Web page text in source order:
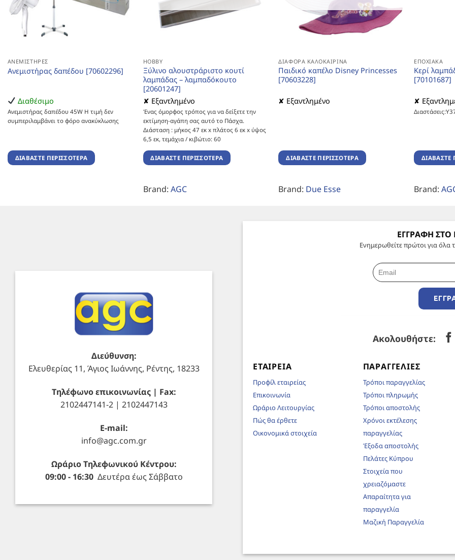
ΑΝΕΜΙΣΤΉΡΕΣ
Ανεμιστήρας δαπέδου [70602296]
Διαθέσιμο
Ανεμιστήρας δαπέδου 45W Η τιμή δεν
συμπεριλαμβάνει το φόρο ανακύκλωσης
ΔΙΑΒΆΣΤΕ ΠΕΡΙΣΣΌΤΕΡΑ
HOBBY
Ξύλινο αλουστράριστο κουτί
λαμπάδας – λαμπαδόκουτο
[20601247]
✘ Εξαντλημένο
Ένας όμορφος τρόπος για να δείξετε την
εκτίμηση-αγάπη σας αυτό το Πάσχα.
Διάσταση : μήκος 47 εκ x πλάτος 6 εκ x ύψος
6,5 εκ, τεμάχια / κιβώτιο: 60
ΔΙΑΒΆΣΤΕ ΠΕΡΙΣΣΌΤΕΡΑ
Brand: AGC
ΔΙΆΦΟΡΑ ΚΑΛΟΚΑΙΡΙΝΆ
Παιδικό καπέλο Disney Princesses
[70603228]
✘ Εξαντλημένο
ΔΙΑΒΆΣΤΕ ΠΕΡΙΣΣΌΤΕΡΑ
Brand: Due Esse
ΕΠΟΧΙΑΚΆ
Κερί
[70101687]
✘
ΔΙΑΒΆΣΤΕ
Brand:
Διεύθυνση:
Ελευθερίας 11, Άγιος Ιωάννης, Ρέντης, 18233
Τηλέφωνο επικοινωνίας | Fax:
2102447141-2 | 2102447143
E-mail:
info@agc.com.gr
Ωράριο Τηλεφωνικού Κέντρου:
09:00 - 16:30Δευτέρα έως Σάββατο
ΕΓΓΡΑΦΗ ΣΤΟ
Ενημερωθείτε πρώτοι για όλα
Ακολουθήστε:
ΕΤΑΙΡΕΊΑ
Προφίλ εταιρείας
Επικοινωνία
Ωράριο Λειτουργίας
Πώς θα έρθετε
Οικονομικά στοιχεία
ΠΑΡΑΓΓΕΛΊΕΣ
Τρόποι παραγγελίας
Τρόποι πληρωμής
Τρόποι αποστολής
Χρόνοι εκτέλεσης
παραγγελίας
Έξοδα αποστολής
Πελάτες Κύπρου
Στοιχεία που
χρειαζόμαστε
Απαραίτητα για
παραγγελία
Μαζική Παραγγελία